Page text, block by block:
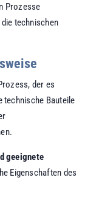
Prozesse
technischen
der es
technische Bauteile
geeignete
Eigenschaften des